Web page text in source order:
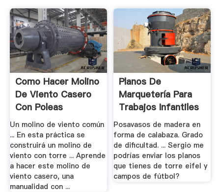
Como Hacer Molino
De Viento Casero
Con Poleas
Un molino de viento común
... En esta práctica se
construirá un molino de
viento con torre ... Aprende
a hacer este molino de
viento casero, una
manualidad con ...
Planos De
Marquetería Para
Trabajos Infantiles
En .
Posavasos de madera en
forma de calabaza. Grado
de dificultad. ... Sergio me
podrías enviar los planos
que tienes de torre eifel y
campos de fútbol?